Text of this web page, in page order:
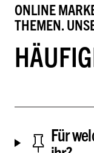
ONLINE
THEMEN.
Für